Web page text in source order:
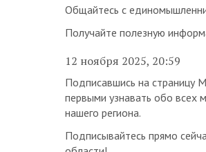
Общайтесь с
Получайте полезную
12 ноября 2025, 20:59
Подписавшись на страницу
первыми узнавать обо всех
нашего региона.
Подписывайтесь прямо